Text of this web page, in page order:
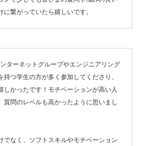
に繋がっていたら嬉しいです。
ターネットグループやエンジニアリング
持つ学生の方が多く参加してくださり、
しかったです！モチベーションが高い人
質問のレベルも高かったように思いまし
でなく、ソフトスキルやモチベーション